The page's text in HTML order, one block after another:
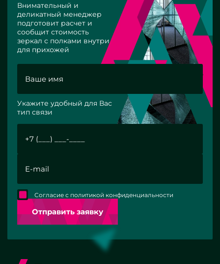
Внимательный и
деликатный менеджер
подготовит расчет и
сообщит стоимость
зеркал с полками внутри
для прихожей
Укажите удобный для Вас
тип связи
Отправить заявку
Согласие с политикой конфиденциальности